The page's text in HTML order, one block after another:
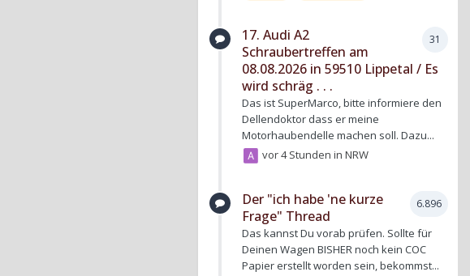
31
17. Audi A2
Schraubertreffen am
08.08.2026 in 59510 Lippetal / Es
wird schräg . . .
Das ist SuperMarco, bitte informiere den
Dellendoktor dass er meine
Motorhaubendelle machen soll. Dazu...
vor 4 Stunden inNRW
6.896
Der "ich habe 'ne kurze
Frage" Thread
Das kannst Du vorab prüfen. Sollte für
Deinen Wagen BISHER noch kein COC
Papier erstellt worden sein, bekommst...